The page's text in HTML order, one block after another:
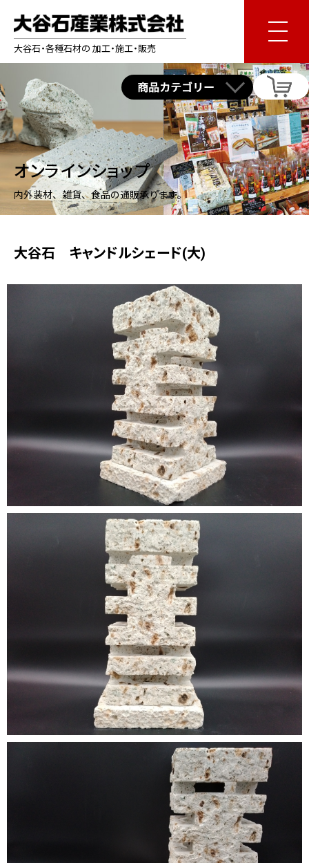
大谷石・各種石材の 加工・施工・販売
オンラインショップ
内外装材、雑貨、食品の通販承ります。
大谷石 キャンドルシェード(大)